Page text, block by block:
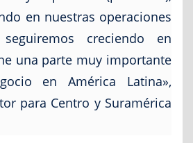
en nuestras operaciones
creciendo en
una parte muy importante
en América Latina»,
para Centro y Suramérica